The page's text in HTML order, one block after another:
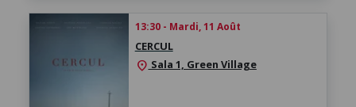
13:30 - Mardi, 11 Août
CERCUL
location_on Sala 1, Green Village